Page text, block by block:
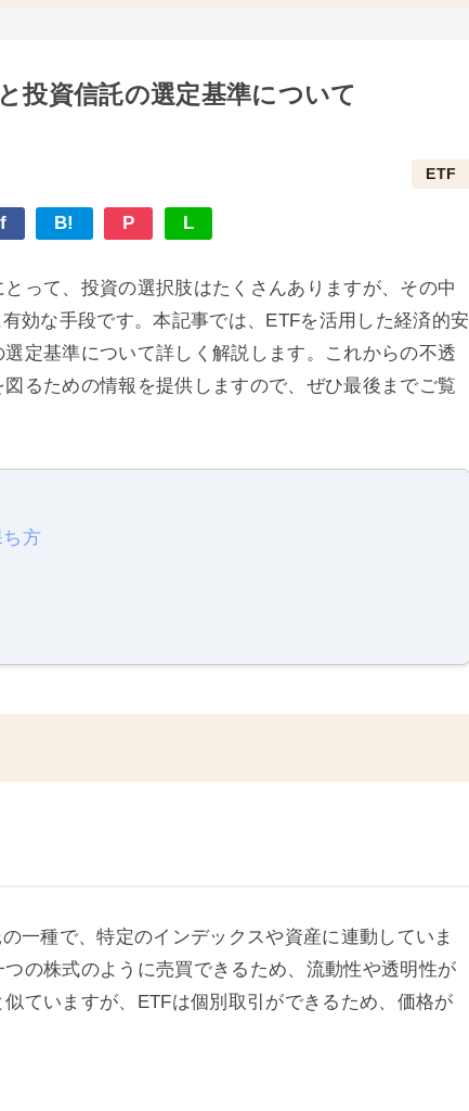
投資信託の選定基準について
ETF
f B! P L
って、投資の選択肢はたくさんありますが、その中
効な手段です。本記事では、ETFを活用した経済的安
定基準について詳しく解説します。これからの不透
るための情報を提供しますので、ぜひ最後までご覧
方
一種で、特定のインデックスや資産に連動していま
の株式のように売買できるため、流動性や透明性が
ていますが、ETFは個別取引ができるため、価格が